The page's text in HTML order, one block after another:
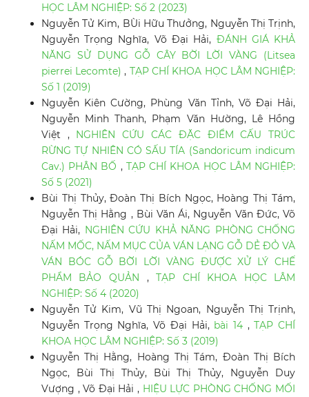
HỌC LÂM NGHIỆP: Số 2 (2023)
Nguyễn Tử Kim, BÙi Hữu Thưởng, Nguyễn Thị Trịnh,
Nguyễn Trọng Nghĩa, Võ Đại Hải, ĐÁNH GIÁ KHẢ
NĂNG SỬ DỤNG GỖ CÂY BỜI LỜI VÀNG (Litsea
pierrei Lecomte), TẠP CHÍ KHOA HỌC LÂM NGHIỆP:
Số 1 (2019)
Nguyễn Kiên Cường, Phùng Văn Tỉnh, Võ Đại Hải,
Nguyễn Minh Thanh, Phạm Văn Hường, Lê Hồng
Việt , NGHIÊN CỨU CÁC ĐẶC ĐIỂM CẤU TRÚC
RỪNG TỰ NHIÊN CÓ SẤU TÍA (Sandoricum indicum
Cav.) PHÂN BỐ , TẠP CHÍ KHOA HỌC LÂM NGHIỆP:
Số 5 (2021)
Bùi Thị Thủy, Đoàn Thị Bích Ngọc, Hoàng Thị Tám,
Nguyễn Thị Hằng , Bùi Văn Ái, Nguyễn Văn Đức, Võ
Đại Hải, NGHIÊN CỨU KHẢ NĂNG PHÒNG CHỐNG
NẤM MỐC, NẤM MỤC CỦA VÁN LẠNG GỖ DẺ ĐỎ VÀ
VÁN BÓC GỖ BỜI LỜI VÀNG ĐƯỢC XỬ LÝ CHẾ
PHẨM BẢO QUẢN ,TẠP CHÍ KHOA HỌC LÂM
NGHIỆP: Số 4 (2020)
Nguyễn Tử Kim, Vũ Thị Ngoan, Nguyễn Thị Trịnh,
Nguyễn Trọng Nghĩa, Võ Đại Hải, bài 14 ,TẠP CHÍ
KHOA HỌC LÂM NGHIỆP: Số 3 (2019)
Nguyễn Thị Hằng, Hoàng Thị Tám, Đoàn Thị Bích
Ngọc, Bùi Thị Thủy, Bùi Thị Thủy, Nguyễn Duy
Vượng , Võ Đại Hải , HIỆU LỰC PHÒNG CHỐNG MỐI